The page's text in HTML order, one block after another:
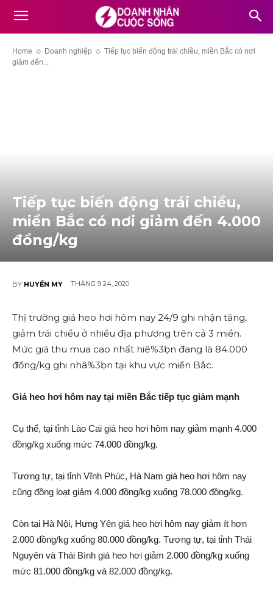
Home Doanh nghiệp
Tiếp tục biến động trái chiều, miền Bắc có nơi
giảm đến...
Tiếp tục biến động trái chiều,
miền Bắc có nơi giảm đến 4.000
đồng/kg
BY HUYỀN MY THÁNG 9 24, 2020
Thị trường giá he‌o hơi hôm nay 24/9 ghi nhận tăng,
giảm trái chiều ở nhiều địa phương trên cả 3 miền.
Mức giá thu mua cao nhất hiê%3ḅn đang là 84.000
đồng/kg ghi nhâ%3ḅn tại khu vực miền Bắc.
Giá he‌o hơi hôm nay tại miền Bắc tiếp tục giảm mạnh
Cụ thể, tại tỉnh Lào Cai giá he‌o hơi hôm nay giảm mạnh 4.000
đồng/kg xuống mức 74.000 đồng/kg.
Tương tự, tại tỉnh Vĩnh Phúc, Hà Nam giá he‌o hơi hôm nay
cũng đồng loạt giảm 4.000 đồng/kg xuống 78.000 đồng/kg.
Còn tại Hà Nội, Hưng Yên giá he‌o hơi hôm nay giảm ít hơn
2.000 đồng/kg xuống 80.000 đồng/kg. Tương tự, tại tỉnh Thái
Nguyên và Thái Bình giá he‌o hơi giảm 2.000 đồng/kg xuống
mức 81.000 đồng/kg và 82.000 đồng/kg.